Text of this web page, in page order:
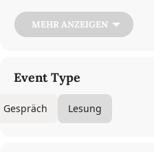
Jahr vor seinem Tod. Meyers
das gilt insbesondere auch für
Bestürzung(Verlag Eremiten-
einer der wenigen auch, der
Thema AIDS und den Folgen
Kunstfertigkeit setzt er der
Existenz eine heitere
vermochte es, mit Leichtigkeit
MEHR ANZEIGEN
Event Type
Gespräch Lesung